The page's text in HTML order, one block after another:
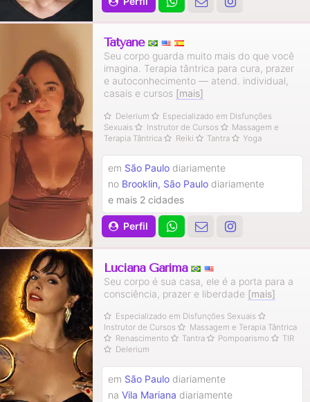
Tatyane
Seu corpo guarda muito mais do que você
imagina. Terapia tântrica para cura, prazer
e autoconhecimento — atend. individual,
casais e cursos [mais]
Delerium
Especializado em Disfunções
Sexuais
Instrutor de Cursos
Massagem e
Terapia Tântrica
Reiki Tantra Yoga
Perfil
em São Paulo diariamente
no Brooklin, São Paulo diariamente
e mais 2 cidades
Luciana Garima
Seu corpo é sua casa, ele é a porta para a
consciência, prazer e liberdade [mais]
Especializado em Disfunções Sexuais
Instrutor de Cursos
Massagem e Terapia Tântrica
Renascimento
Tantra Pompoarismo
TIR
Delerium
em São Paulo diariamente
naVila Mariana diariamente